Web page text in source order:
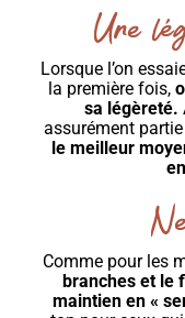
Une
Lorsque l’on
la première fois,
sa légèreté.
assurément
le meilleur
Comme pour les
branches et le
maintien en «